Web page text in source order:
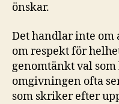
önskar.
Det handlar inte om
om respekt för
genomtänkt val
omgivningen ofta
som skriker efter